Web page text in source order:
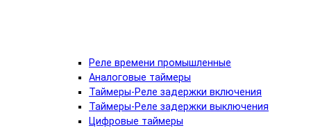
Реле времени промышленные
Аналоговые таймеры
Таймеры-Реле задержки включения
Таймеры-Реле задержки выключения
Цифровые таймеры